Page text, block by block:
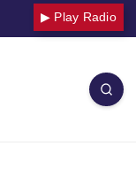
▶ Play Radio